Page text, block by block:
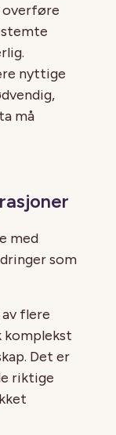
nyttige
må
med
som
flere
komplekst
Det er
riktige